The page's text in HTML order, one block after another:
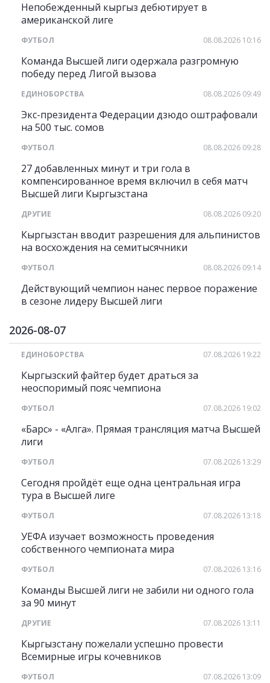
Непобежденный кыргыз дебютирует в
американской лиге
ФУТБОЛ 08.08.2026 10:16
Команда Высшей лиги одержала разгромную
победу перед Лигой вызова
ЕДИНОБОРСТВА 08.08.2026 09:49
Экс-президента Федерации дзюдо оштрафовали
на 500 тыс. сомов
ФУТБОЛ 08.08.2026 09:28
27 добавленных минут и три гола в
компенсированное время включил в себя матч
Высшей лиги Кыргызстана
ДРУГИЕ 08.08.2026 09:20
Кыргызстан вводит разрешения для альпинистов
на восхождения на семитысячники
ФУТБОЛ 08.08.2026 09:14
Действующий чемпион нанес первое поражение
в сезоне лидеру Высшей лиги
2026-08-07
ЕДИНОБОРСТВА 07.08.2026 19:22
Кыргызский файтер будет драться за
неоспоримый пояс чемпиона
ФУТБОЛ 07.08.2026 19:02
«Барс» - «Алга». Прямая трансляция матча Высшей
лиги
ФУТБОЛ 07.08.2026 13:29
Сегодня пройдёт еще одна центральная игра
тура в Высшей лиге
ФУТБОЛ 07.08.2026 13:18
УЕФА изучает возможность проведения
собственного чемпионата мира
ФУТБОЛ 07.08.2026 13:16
Команды Высшей лиги не забили ни одного гола
за 90 минут
ДРУГИЕ 07.08.2026 13:11
Кыргызстану пожелали успешно провести
Всемирные игры кочевников
ФУТБОЛ 07.08.2026 13:09